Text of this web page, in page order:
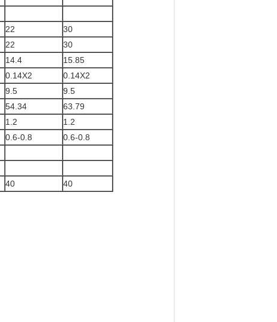
22
30
22
30
14.4
15.85
0.14X2
0.14X2
9.5
9.5
54.34
63.79
1.2
1.2
0.6-0.8 0.6-0.8
40
40